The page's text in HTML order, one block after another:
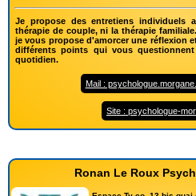
Je propose des entretiens individuels
thérapie de couple, ni la thérapie
je vous propose d'amorcer une réflexion
différents points qui vous
quotidien.
Mail :
Site : psychologue-
Ronan Le Roux